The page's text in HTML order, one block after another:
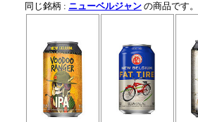
同じ銘柄 : ニューベルジャン の商品です。